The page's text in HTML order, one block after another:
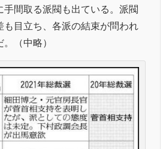
間取る派閥も出ている。派閥
も目立ち、各派の結束が問われ
（中略）